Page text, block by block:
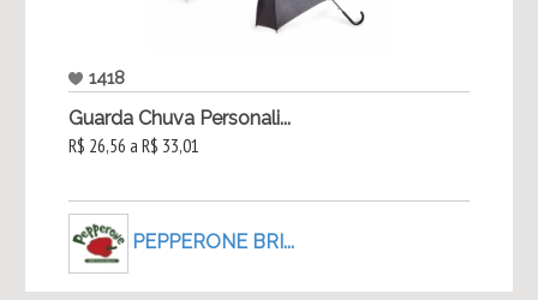
1418
Guarda Chuva Personali...
R$ 26,56 a R$ 33,01
PEPPERONE BRI...